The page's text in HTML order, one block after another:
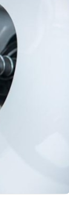
kadar
hükümetlerle